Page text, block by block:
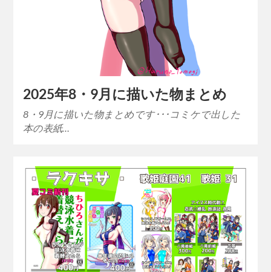
2025年8・9月に描いた物まとめ
8・9月に描いた物まとめです･･･コミケで出した
本の表紙…